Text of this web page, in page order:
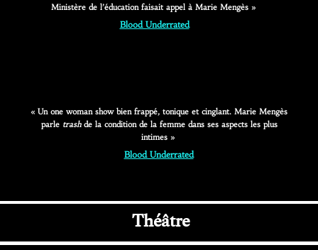
Ministère de l’éducation faisait appel à Marie Mengès »
Blood Underrated
« Un one woman show bien frappé, tonique et cinglant. Marie Mengès
parle trashde la condition de la femme dans ses aspects les plus
intimes »
Blood Underrated
Théâtre​